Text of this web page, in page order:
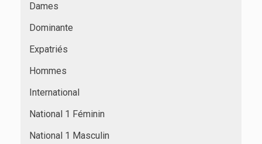
Dames
Dominante
Expatriés
Hommes
International
National 1 Féminin
National 1 Masculin